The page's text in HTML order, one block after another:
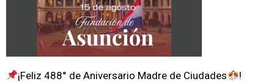
¡Feliz 488° de Aniversario Madre de Ciudades !